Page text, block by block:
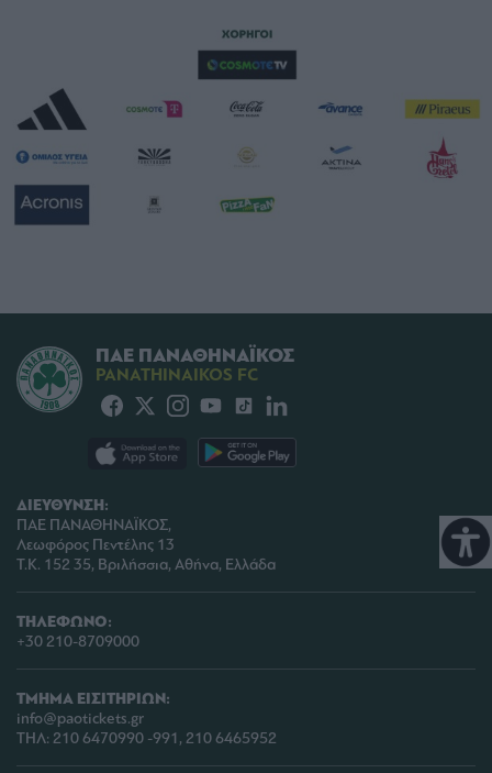
ΔΙΕΥΘΥΝΣΗ:
ΠΑΕ ΠΑΝΑΘΗΝΑΪΚΟΣ,
Λεωφόρος Πεντέλης 13
Τ.Κ. 152 35, Βριλήσσια, Αθήνα, Ελλάδα
ΤΗΛΕΦΩΝΟ:
+30 210-8709000
ΤΜΗΜΑ ΕΙΣΙΤΗΡΙΩΝ:
info@paotickets.gr
ΤΗΛ: 210 6470990 -991, 210 6465952
ΠΑΕ ΠΑΝΑΘΗΝΑΪΚΟΣ
PANATHINAIKOS FC